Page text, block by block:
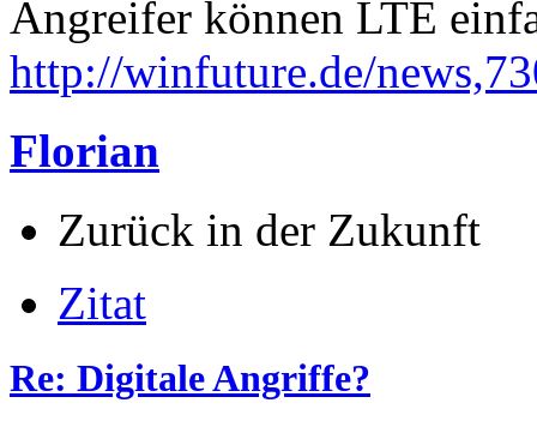
Angreifer können LTE
http://winfuture.de/
Florian
Zurück in der Zukunft
Zitat
Re: Digitale Angriffe?